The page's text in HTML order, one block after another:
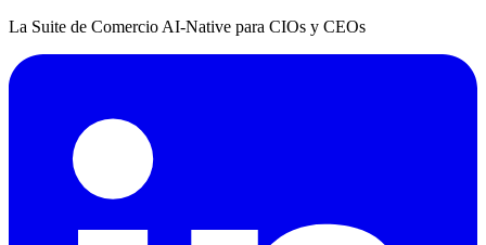
La Suite de Comercio AI-Native para CIOs y CEOs